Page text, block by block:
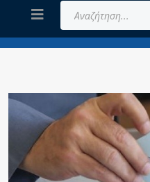
Αναζήτηση...